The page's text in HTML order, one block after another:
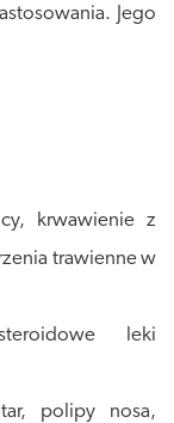
Jego
krwawienie z
trawienne w
leki
polipy nosa,